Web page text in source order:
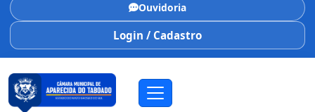
Ouvidoria
Login / Cadastro